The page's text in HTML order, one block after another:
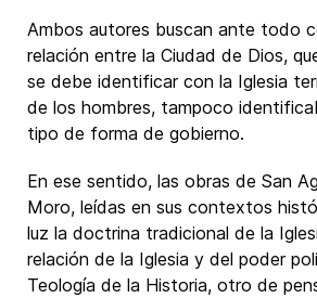
Ambos autores buscan ante todo
relación entre la Ciudad de Dios,
se debe identificar con la Iglesia
de los hombres, tampoco
tipo de forma de gobierno.
En ese sentido, las obras de San
Moro, leídas en sus contextos
luz la doctrina tradicional de la
relación de la Iglesia y del poder
Teología de la Historia, otro de